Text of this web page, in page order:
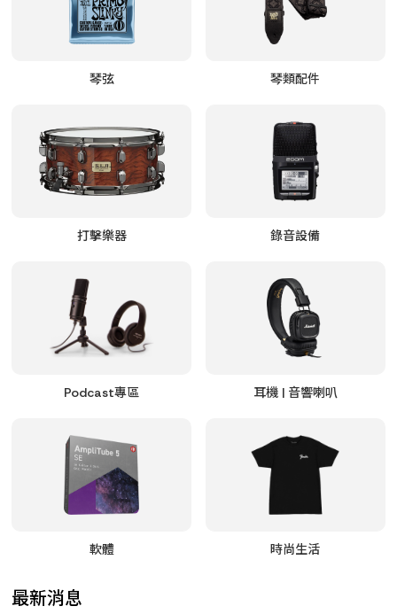
琴弦 琴類配件
打擊樂器 錄音設備
Podcast專區 耳機 | 音響喇叭
軟體 時尚生活
最新消息